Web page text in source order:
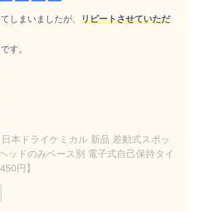
しまいましたが、 リピートさせていただ
す。
本ドライケミカル 新品 差動式スポッ
ッドのみベース別 電子式自己保持タイ
円】